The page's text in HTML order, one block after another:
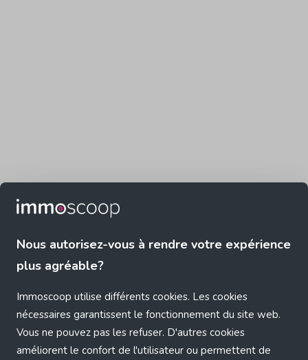
Nous autorisez-vous à rendre votre expérience
plus agréable?
Immoscoop utilise différents cookies. Les cookies
nécessaires garantissent le fonctionnement du site web.
Vous ne pouvez pas les refuser. D'autres cookies
améliorent le confort de l'utilisateur ou permettent de
Application error: a client-side exception has occurred (see the
browser console for more information)